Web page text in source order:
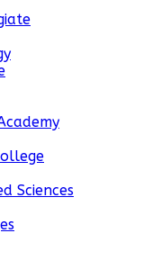
Sciences